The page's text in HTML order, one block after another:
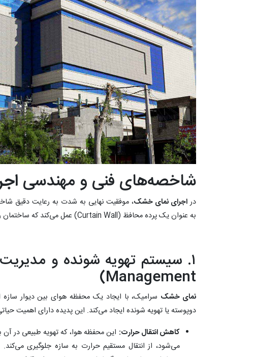
شاخصه‌های فنی و مهندسی
دراجرای نمای خشک، موفقیت نهایی به شدت به رعایت دقیق
به عنوان یک پرده محافظ (Curtain Wall) عمل می‌کند که ساختمان را در برابر عوامل خارجی ایمن می‌سازد.
Management)
نمای خشک سرامیک، با ایجاد یک محفظه هوای بین دیوار
دوپوسته یا تهویه شونده ایجاد می‌کند. این پدیده دارای اهمیت
کاهش انتقال حرارت: این محفظه هوا، که تهویه طبیعی در آن
می‌شود، از انتقال مستقیم حرارت به سازه جلوگیری می‌کند.